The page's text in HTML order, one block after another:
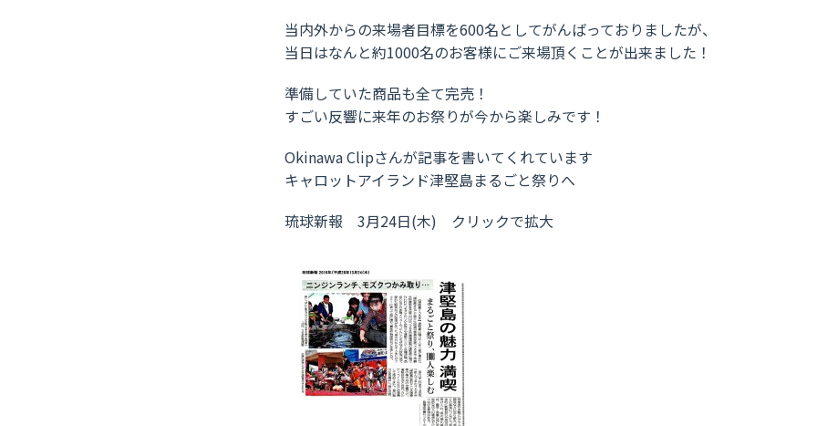
当内外からの来場者目標を600名としてがんばっておりましたが、
当日はなんと約1000名のお客様にご来場頂くことが出来ました！
準備していた商品も全て完売！
すごい反響に来年のお祭りが今から楽しみです！
Okinawa Clipさんが記事を書いてくれています
キャロットアイランド津堅島まるごと祭りへ
琉球新報 3月24日(木) クリックで拡大